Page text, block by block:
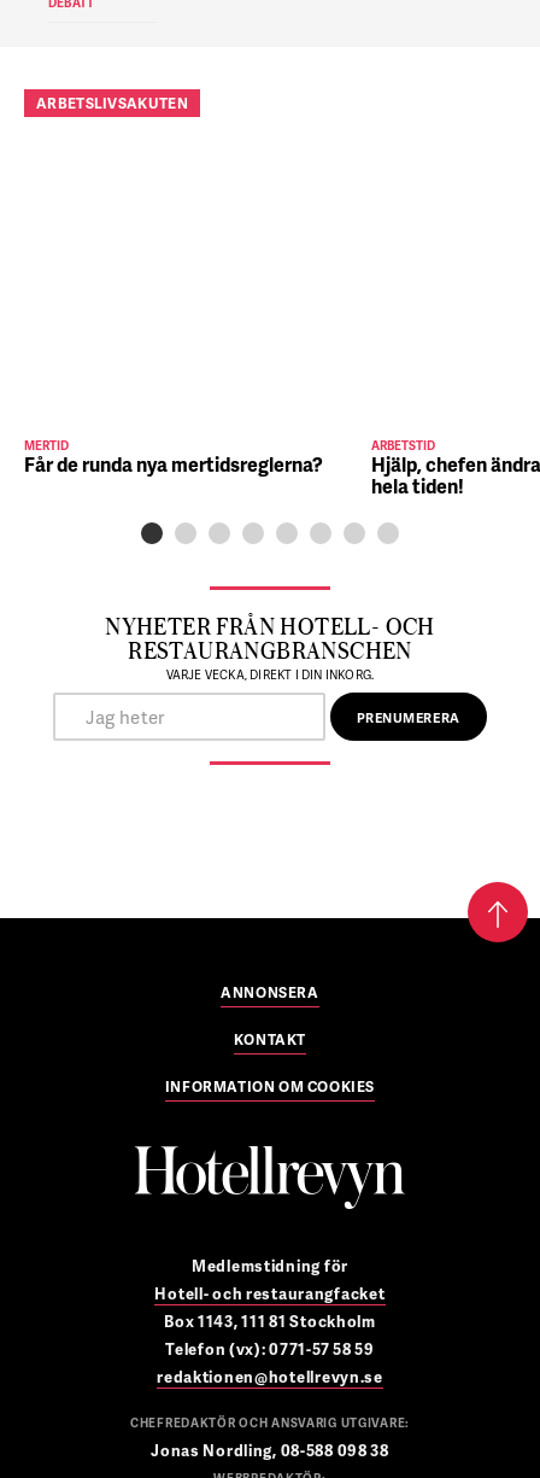
ARBETSLIVSAKUTEN
MERTID
Får de runda nya mertidsreglerna?
ARBETSTID
Hjälp, chefen
hela tiden!
NYHETER FRÅN HOTELL- OCH
RESTAURANGBRANSCHEN
VARJE VECKA, DIREKT I DIN INKORG.
ANNONSERA
KONTAKT
INFORMATION OM COOKIES
Medlemstidning för
Hotell- och restaurangfacket
Box 1143, 111 81 Stockholm
Telefon (vx): 0771-57 58 59
redaktionen@hotellrevyn.se
CHEFREDAKTÖR OCH ANSVARIG UTGIVARE:
Jonas Nordling, 08-588 098 38